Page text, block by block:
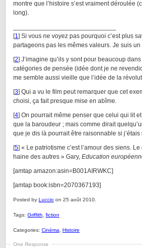
montre que l’histoire s’est vraiment déroulée
long).
[1] Si vous ne voyez pas pourquoi c’est plus
partageons pas les mêmes valeurs. Je suis
[2] J’imagine qu’ils y sont pour beaucoup
catégories de pensée (idée dont je ne
me semble aussi vieille que l’idée de la
[3] Qui a vu le film peut remarquer que cet
choisi, ça fait presque mise en abîme.
[4] On pourrait même penser que celui qui lit
que la baroudeur ; mais comme dirait
que je dis là pourrait être raisonnable si
[5] « Le patriotisme c’est l’amour des siens.
haine des autres » Gary, Education
[amtap amazon:asin=B001AIRWKC]
[amtap book:isbn=2070367193]
Posted by Luccio on 25 août 2010.
Tags: Griffith fiction
Categories: Cinéma Histoire
One Response